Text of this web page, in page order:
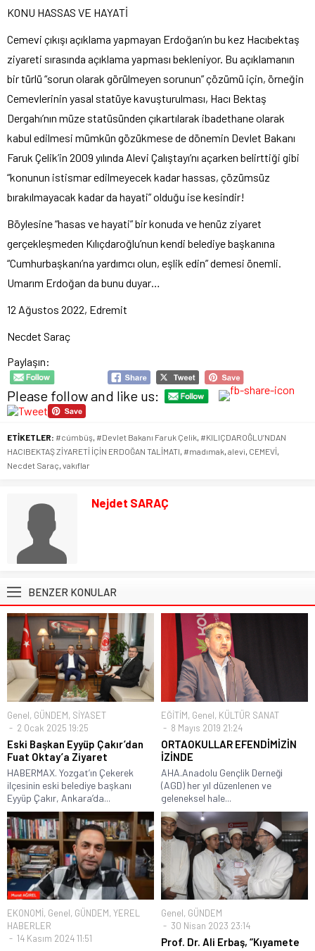
KONU HASSAS VE HAYATİ
Cemevi çıkışı açıklama yapmayan Erdoğan’ın bu kez Hacıbektaş
ziyareti sırasında açıklama yapması bekleniyor. Bu açıklamanın
bir türlü “sorun olarak görülmeyen sorunun” çözümü için, örneğin
Cemevlerinin yasal statüye kavuşturulması, Hacı Bektaş
Dergahı’nın müze statüsünden çıkartılarak ibadethane olarak
kabul edilmesi mümkün gözükmese de dönemin Devlet Bakanı
Faruk Çelik’in 2009 yılında Alevi Çalıştayı’nı açarken belirttiği gibi
“konunun istismar edilmeyecek kadar hassas, çözümsüz
bırakılmayacak kadar da hayati” olduğu ise kesindir!
Böylesine “hasas ve hayati” bir konuda ve henüz ziyaret
gerçekleşmeden Kılıçdaroğlu’nun kendi belediye başkanına
“Cumhurbaşkanı’na yardımcı olun, eşlik edin” demesi önemli.
Umarım Erdoğan da bunu duyar…
12 Ağustos 2022, Edremit
Necdet Saraç
Paylaşın:
Please follow and like us:
ETİKETLER: #cúmbüş, #Devlet Bakanı Faruk Çelik, #KILIÇDAROĞLU’NDAN
HACIBEKTAŞ ZİYARETİ İÇİN ERDOĞAN TALİMATI, #madımak, alevi, CEMEVİ,
Necdet Saraç, vakıflar
Nejdet SARAÇ
BENZER KONULAR
Genel, GÜNDEM, SİYASET
2 Ocak 2025 19:25
Eski Başkan Eyyüp Çakır’dan
Fuat Oktay’a Ziyaret
HABERMAX. Yozgat’ın Çekerek
ilçesinin eski belediye başkanı
Eyyüp Çakır, Ankara’da...
EĞİTİM, Genel, KÜLTÜR SANAT
8 Mayıs 2019 21:24
ORTAOKULLAR EFENDİMİZİN
İZİNDE
AHA.Anadolu Gençlik Derneği
(AGD) her yıl düzenlenen ve
geleneksel hale...
EKONOMİ, Genel, GÜNDEM, YEREL
HABERLER
14 Kasım 2024 11:51
Genel, GÜNDEM
30 Nisan 2023 23:14
Prof. Dr. Ali Erbaş, “Kıyamete